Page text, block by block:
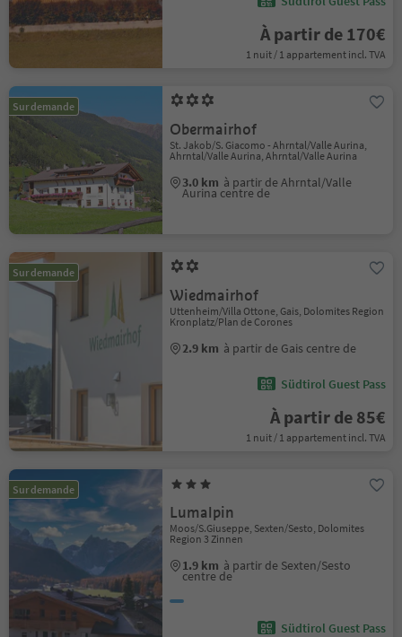
À partir de 170€
1 nuit / 1 appartement incl. TVA
Sur demande
Obermairhof
St. Jakob/S. Giacomo - Ahrntal/Valle Aurina,
Ahrntal/Valle Aurina, Ahrntal/Valle Aurina
3.0 km à partir de Ahrntal/Valle
Aurina centre de
Sur demande
Wiedmairhof
Uttenheim/Villa Ottone, Gais, Dolomites Region
Kronplatz/Plan de Corones
2.9 km à partir de Gais centre de
Südtirol Guest Pass
À partir de 85€
1 nuit / 1 appartement incl. TVA
Sur demande
Lumalpin
Moos/S.Giuseppe, Sexten/Sesto, Dolomites
Region 3 Zinnen
1.9 km à partir de Sexten/Sesto
centre de
Südtirol Guest Pass